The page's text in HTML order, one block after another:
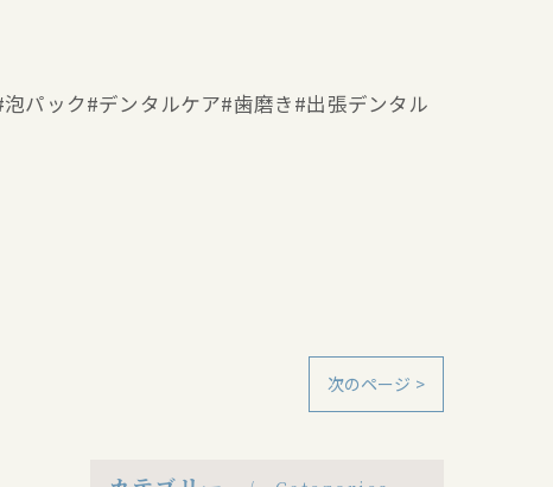
パック#デンタルケア#歯磨き#出張デンタル
次のページ >